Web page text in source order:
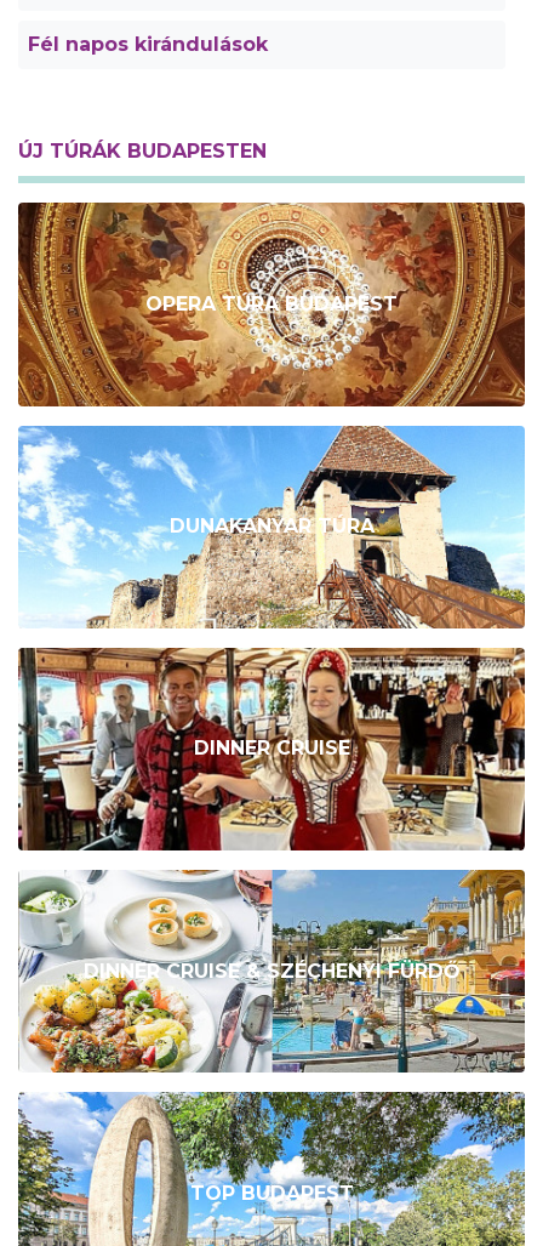
Fél napos kirándulások
ÚJ TÚRÁK BUDAPESTEN
OPERA TÚRA BUDAPEST
DUNAKANYAR TÚRA
DINNER CRUISE
DINNER CRUISE & SZÉCHENYI FÜRDŐ
TOP BUDAPEST